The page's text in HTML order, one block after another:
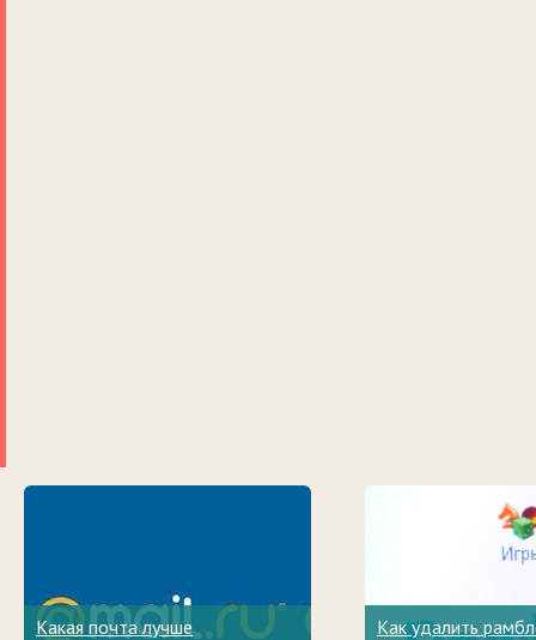
Какая почта лучше Как удалить